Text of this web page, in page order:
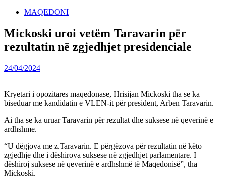
MAQEDONI
Mickoski uroi vetëm Taravarin për
rezultatin në zgjedhjet presidenciale
24/04/2024
Kryetari i opozitares maqedonase, Hrisijan Mickoski tha se ka
biseduar me kandidatin e VLEN-it për president, Arben Taravarin.
Ai tha se ka uruar Taravarin për rezultat dhe suksese në qeverinë e
ardhshme.
“U dëgjova me z.Taravarin. E përgëzova për rezultatin në këto
zgjedhje dhe i dëshirova suksese në zgjedhjet parlamentare. I
dëshiroj suksese në qeverinë e ardhshmë të Maqedonisë”, tha
Mickoski.